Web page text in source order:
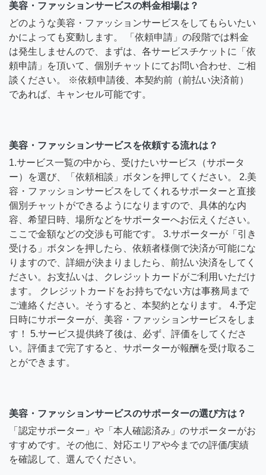
美容・ファッションサービスの料金相場は？
どのような美容・ファッションサービスをしてもらいたい
かによっても変動します。 「依頼申請」の段階では料金
は発生しませんので、まずは、各サービスチケットに「依
頼申請」を頂いて、個別チャットにてお問い合わせ、ご相
談ください。 ※依頼申請後、本契約前（前払い決済前）
であれば、キャンセル可能です。
美容・ファッションサービスを依頼する流れは？
1.サービス一覧の中から、受けたいサービス（サポータ
ー）を選び、「依頼相談」ボタンを押してください。 2.美
容・ファッションサービスをしてくれるサポーターと直接
個別チャットができるようになりますので、具体的な内
容、希望日時、場所などをサポーターへお伝えください。
ここで金額などの交渉も可能です。 3.サポーターが「引き
受ける」ボタンを押したら、依頼者様側で決済が可能にな
りますので、詳細が決まりましたら、前払い決済をしてく
ださい。お支払いは、クレジットカードがご利用いただけ
ます。 クレジットカードをお持ちでない方は事務局まで
ご連絡ください。そうすると、本契約となります。 4.予定
日時にサポーターが、美容・ファッションサービスをしま
す！ 5.サービス提供終了後は、必ず、評価をしてくださ
い。評価まで完了すると、サポーターが報酬を受け取るこ
とができます。
美容・ファッションサービスのサポーターの選び方は？
「認定サポーター」や「本人確認済み」のサポーターがお
すすめです。その他に、対応エリアや今までの評価/実績
を確認して、選んでください。